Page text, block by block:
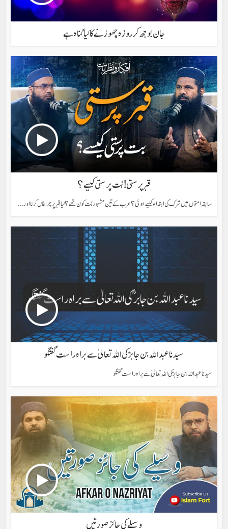
جان بوجھ کر روزہ چھوڑنے کا کیا گناہ ہے
قبر پرستی! بُت پرستی کیسے؟
سابقہ امتوں میں شرک کی ابتداء کیسے ہوئی؟ عرب کے تین مشہور بُت کون تھے؟ کیا قبر پر چراغاں کرنا اور...
سیدنا عبد اللہ بن جابرؓ کی اللہ تعالیٰ سے براہ راست گفتگو
سیدنا عبد اللہ بن جابرؓ کی اللہ تعالیٰ سے براہ راست گفتگو
وسیلے کی جائز صورتیں